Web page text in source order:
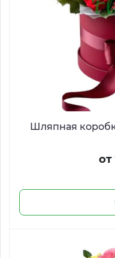
Шляпная
от